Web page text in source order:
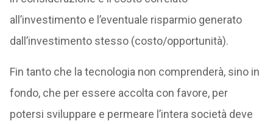
all’investimento e l’eventuale risparmio generato
dall’investimento stesso (costo/opportunità).
Fin tanto che la tecnologia non comprenderà, sino in
fondo, che per essere accolta con favore, per
potersi sviluppare e permeare l’intera società deve